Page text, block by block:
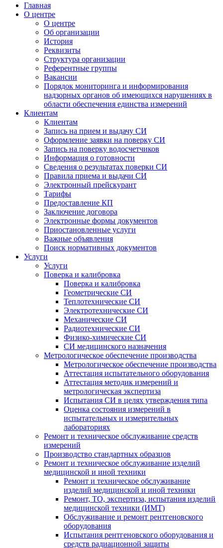
Главная
О центре
О центре
Об организации
История
Реквизиты
Структура организации
Референтные группы
Вакансии
Порядок мониторинга и информирования
надзорных органов об имеющихся нарушениях в
области обеспечения единства измерений
Клиентам
Клиентам
Запись на прием и выдачу СИ
Оформление заявки на поверку СИ
Запись на поверку водосчетчиков
Информация о готовности
Сведения о результатах поверки СИ
Правила приема и выдачи СИ
Электронный прейскурант
Тарифы
Предоставление КП
Заключение договора
Электронные формы документов
Приостановленные услуги
Важные объявления
Поиск нормативных документов
Услуги
Услуги
Поверка и калибровка
Поверка и калибровка
Геометрические СИ
Теплотехнические СИ
Электротехнические СИ
Механические СИ
Радиотехнические СИ
Физико-химические СИ
СИ медицинского назначения
Метрологическое обеспечение производства
Метрологическое обеспечение производства
Аттестация испытательного оборудования
Аттестация методик измерений и
метрологическая экспертиза
Испытания СИ в целях утверждения типа
Оценка состояния измерений в
испытательных и измерительных
лабораториях
Ремонт и техническое обслуживание средств
измерений
Производство стандартных образцов
Ремонт и техническое обслуживание изделий
медицинской и иной техники
Ремонт и техническое обслуживание
изделий медицинской и иной техники
Ремонт, ТО, экспертиза, испытания изделий
медицинской техники (ИМТ)
Обслуживание и ремонт рентгеновского
оборудования
Испытания рентгеновского оборудования и
средств радиационной защиты